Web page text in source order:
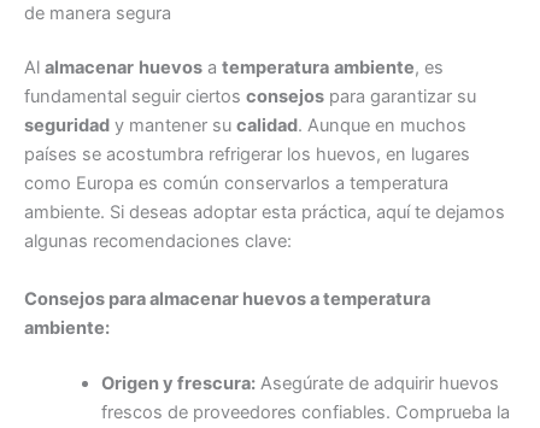
de manera segura
Al almacenar huevos a temperatura ambiente, es
fundamental seguir ciertos consejos para garantizar su
seguridad y mantener su calidad. Aunque en muchos
países se acostumbra refrigerar los huevos, en lugares
como Europa es común conservarlos a temperatura
ambiente. Si deseas adoptar esta práctica, aquí te dejamos
algunas recomendaciones clave:
Consejos para almacenar huevos a temperatura
ambiente:
Origen y frescura:Asegúrate de adquirir huevos
frescos de proveedores confiables. Comprueba la